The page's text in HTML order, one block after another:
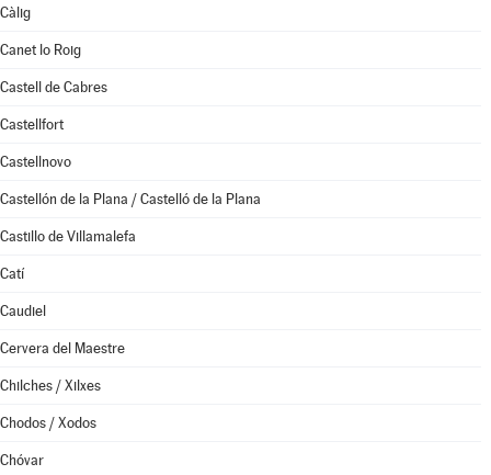
Càlig
Canet lo Roig
Castell de Cabres
Castellfort
Castellnovo
Castellón de la Plana / Castelló de la Plana
Castillo de Villamalefa
Catí
Caudiel
Cervera del Maestre
Chilches / Xilxes
Chodos / Xodos
Chóvar